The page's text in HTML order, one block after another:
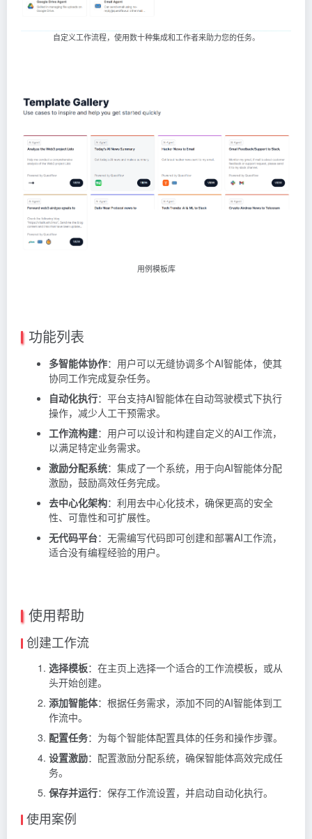
自定义工作流程，使用数十种集成和工作者来助力您的任务。
用例模板库
功能列表
多智能体协作：用户可以无缝协调多个AI智能体，使其
协同工作完成复杂任务。
自动化执行：平台支持AI智能体在自动驾驶模式下执行
操作，减少人工干预需求。
工作流构建：用户可以设计和构建自定义的AI工作流，
以满足特定业务需求。
激励分配系统：集成了一个系统，用于向AI智能体分配
激励，鼓励高效任务完成。
去中心化架构：利用去中心化技术，确保更高的安全
性、可靠性和可扩展性。
无代码平台：无需编写代码即可创建和部署AI工作流，
适合没有编程经验的用户。
使用帮助
创建工作流
选择模板：在主页上选择一个适合的工作流模板，或从
头开始创建。
添加智能体：根据任务需求，添加不同的AI智能体到工
作流中。
配置任务：为每个智能体配置具体的任务和操作步骤。
设置激励：配置激励分配系统，确保智能体高效完成任
务。
保存并运行：保存工作流设置，并启动自动化执行。
使用案例